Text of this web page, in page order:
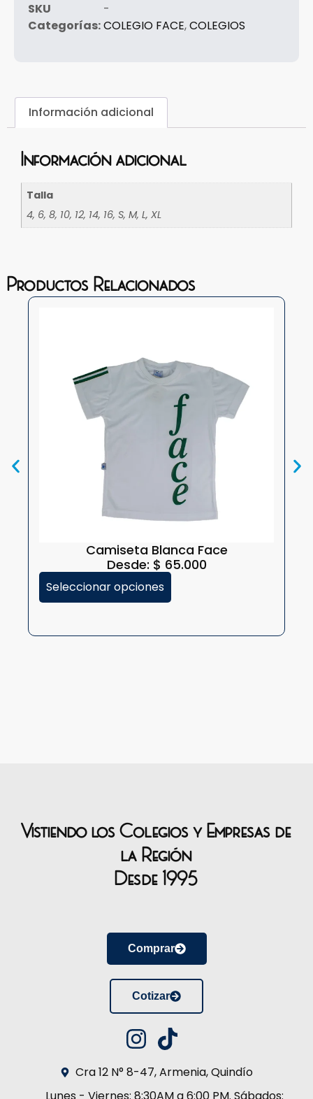
SKU
-
Categorías:COLEGIO FACE,COLEGIOS
Información adicional
Información adicional
Talla
4, 6, 8, 10, 12, 14, 16, S, M, L, XL
Productos Relacionados
Camiseta Blanca Face
Desde: $ 65.000
Seleccionar opciones
Vistiendo los Colegios y Empresas de
la Región
Desde 1995
Comprar
Cotizar
Cra 12 N° 8-47, Armenia, Quindío